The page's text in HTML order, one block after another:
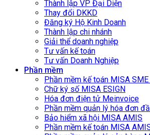
Thành lập VP Đại Diện
Thay đổi DKKD
Đăng ký Hộ Kinh Doanh
Thành lập chi nhánh
Giải thể doanh nghiệp
Tư vấn kế toán
Tư vấn Doanh Nghiệp
Phần mềm
Phần mềm kế toán MISA SME
Chữ ký số MISA ESIGN
Hóa đơn điện tử Meinvoice
Phần mềm quản lý hóa đơn
Bảo hiểm xã hội MISA AMIS
Phần mềm kế toán MISA